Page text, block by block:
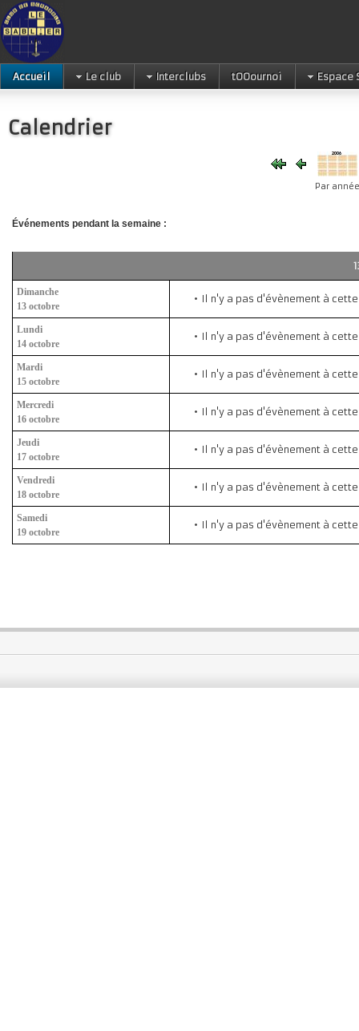
Accueil Le club Interclubs tOOournoi Espace
Calendrier
Par année
Événements pendant la semaine :
Dimanche
13 octobre
Il n'y a pas d'évènement à
Lundi
14 octobre
Il n'y a pas d'évènement à
Mardi
15 octobre
Il n'y a pas d'évènement à
Mercredi
16 octobre
Il n'y a pas d'évènement à
Jeudi
17 octobre
Il n'y a pas d'évènement à
Vendredi
18 octobre
Il n'y a pas d'évènement à
Samedi
19 octobre
Il n'y a pas d'évènement à